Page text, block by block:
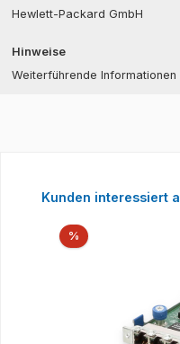
Hewlett-Packard GmbH
Hinweise
Weiterführende Informationen
Produktgalerie
Kunden interessiert
%Rabatt